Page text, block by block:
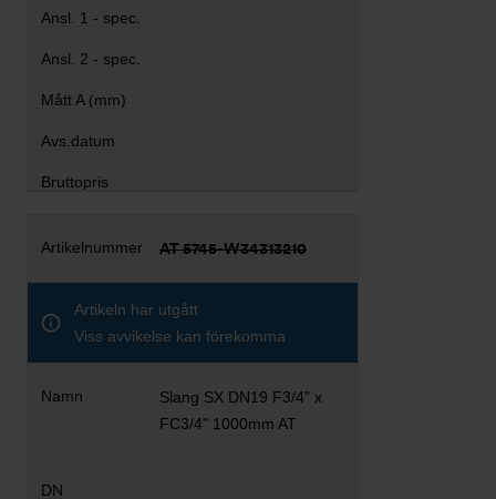
AT 5745-W34313210
Artikeln har utgått
Viss avvikelse kan förekomma
Slang SX DN19 F3/4" x
FC3/4" 1000mm AT